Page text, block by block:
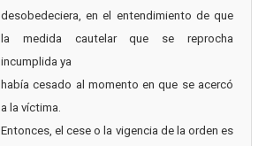
desobedeciera, en el entendimiento de que
la medida cautelar que se reprocha
incumplida ya
había cesado al momento en que se acercó
a la víctima.
Entonces, el cese o la vigencia de la orden es